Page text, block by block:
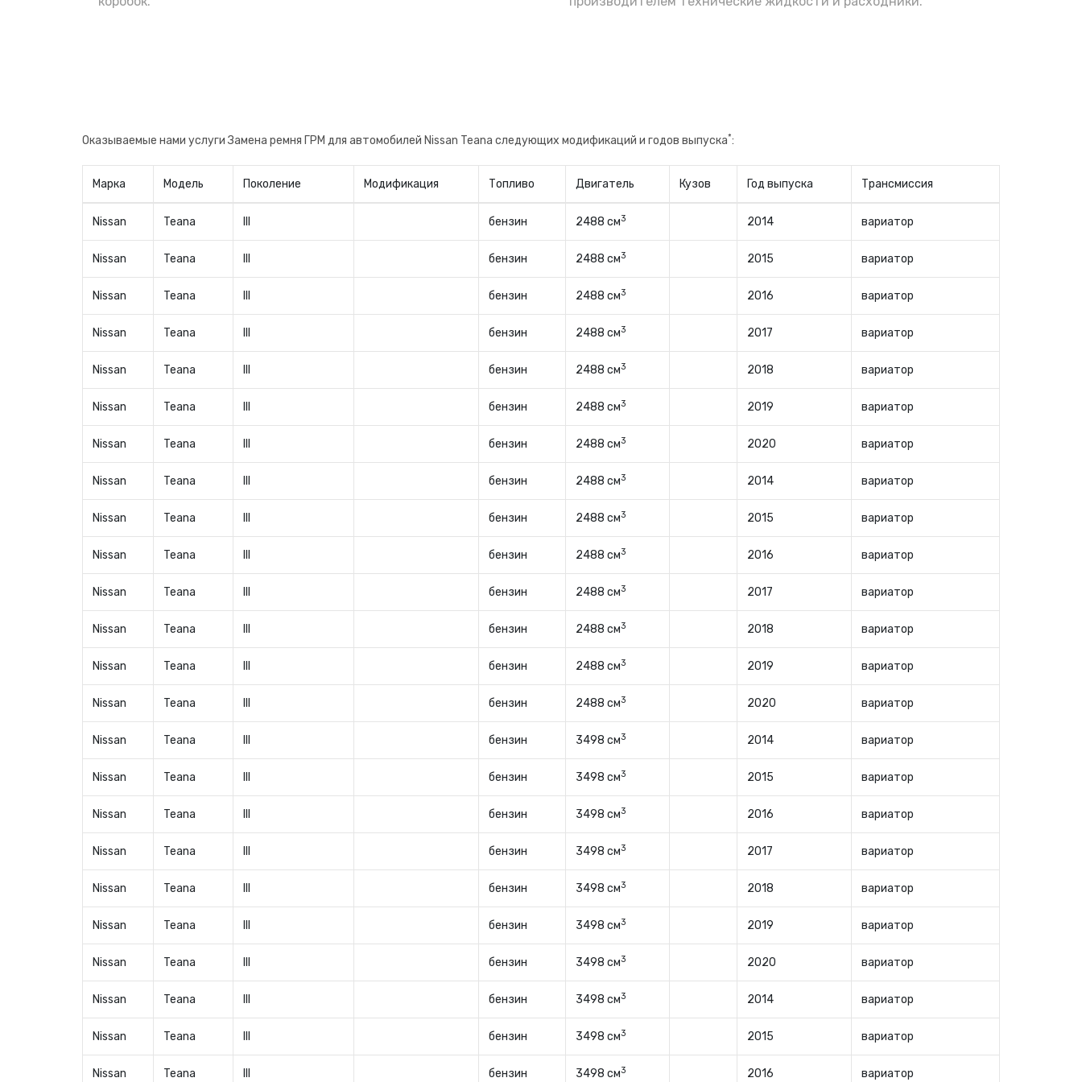
Оказываемые нами услуги Замена ремня ГРМ для автомобилей Nissan Teana следующих модификаций и годов выпуска*:
Марка Модель Поколение Модификация Топливо Двигатель Кузов Год выпуска Трансмиссия
Nissan Teana бензин 2488 см3 2014 вариатор
Nissan Teana бензин 2488 см3 2015 вариатор
Nissan Teana бензин 2488 см3 2016 вариатор
Nissan Teana бензин 2488 см3 2017 вариатор
Nissan Teana бензин 2488 см3 2018 вариатор
Nissan Teana бензин 2488 см3 2019 вариатор
Nissan Teana бензин 2488 см3 2020 вариатор
Nissan Teana бензин 2488 см3 2014 вариатор
Nissan Teana бензин 2488 см3 2015 вариатор
Nissan Teana бензин 2488 см3 2016 вариатор
Nissan Teana бензин 2488 см3 2017 вариатор
Nissan Teana бензин 2488 см3 2018 вариатор
Nissan Teana бензин 2488 см3 2019 вариатор
Nissan Teana бензин 2488 см3 2020 вариатор
Nissan Teana бензин 3498 см3 2014 вариатор
Nissan Teana бензин 3498 см3 2015 вариатор
Nissan Teana бензин 3498 см3 2016 вариатор
Nissan Teana бензин 3498 см3 2017 вариатор
Nissan Teana бензин 3498 см3 2018 вариатор
Nissan Teana бензин 3498 см3 2019 вариатор
Nissan Teana бензин 3498 см3 2020 вариатор
Nissan Teana бензин 3498 см3 2014 вариатор
Nissan Teana бензин 3498 см3 2015 вариатор
Nissan Teana бензин 3498 см3 2016 вариатор